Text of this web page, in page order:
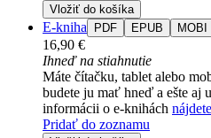
Vložiť do košíka
E-kniha PDF EPUB MOBI
16,90 €
Ihneď na stiahnutie
Máte čítačku, tablet alebo
budete ju mať hneď a ešte aj
informácii o e-knihách
Pridať do zoznamu